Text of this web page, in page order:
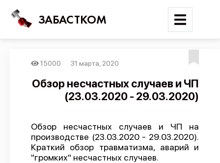
ЗАБАСТКОМ
Поиск
Карта событий
Трудовые конфликты
15000 31 марта, 2020
Обзор несчастных случаев и ЧП
(23.03.2020 - 29.03.2020)
Обзор несчастных случаев и ЧП на
производстве (23.03.2020 - 29.03.2020).
Краткий обзор травматизма, аварий и
"громких" несчастных случаев.